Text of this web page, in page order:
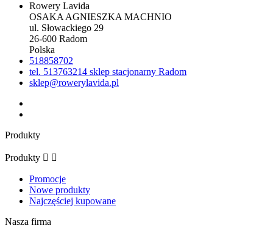
Rowery Lavida
OSAKA AGNIESZKA MACHNIO
ul. Słowackiego 29
26-600 Radom
Polska
518858702
tel. 513763214 sklep stacjonarny Radom
sklep@rowerylavida.pl
Produkty
Produkty  
Promocje
Nowe produkty
Najczęściej kupowane
Nasza firma